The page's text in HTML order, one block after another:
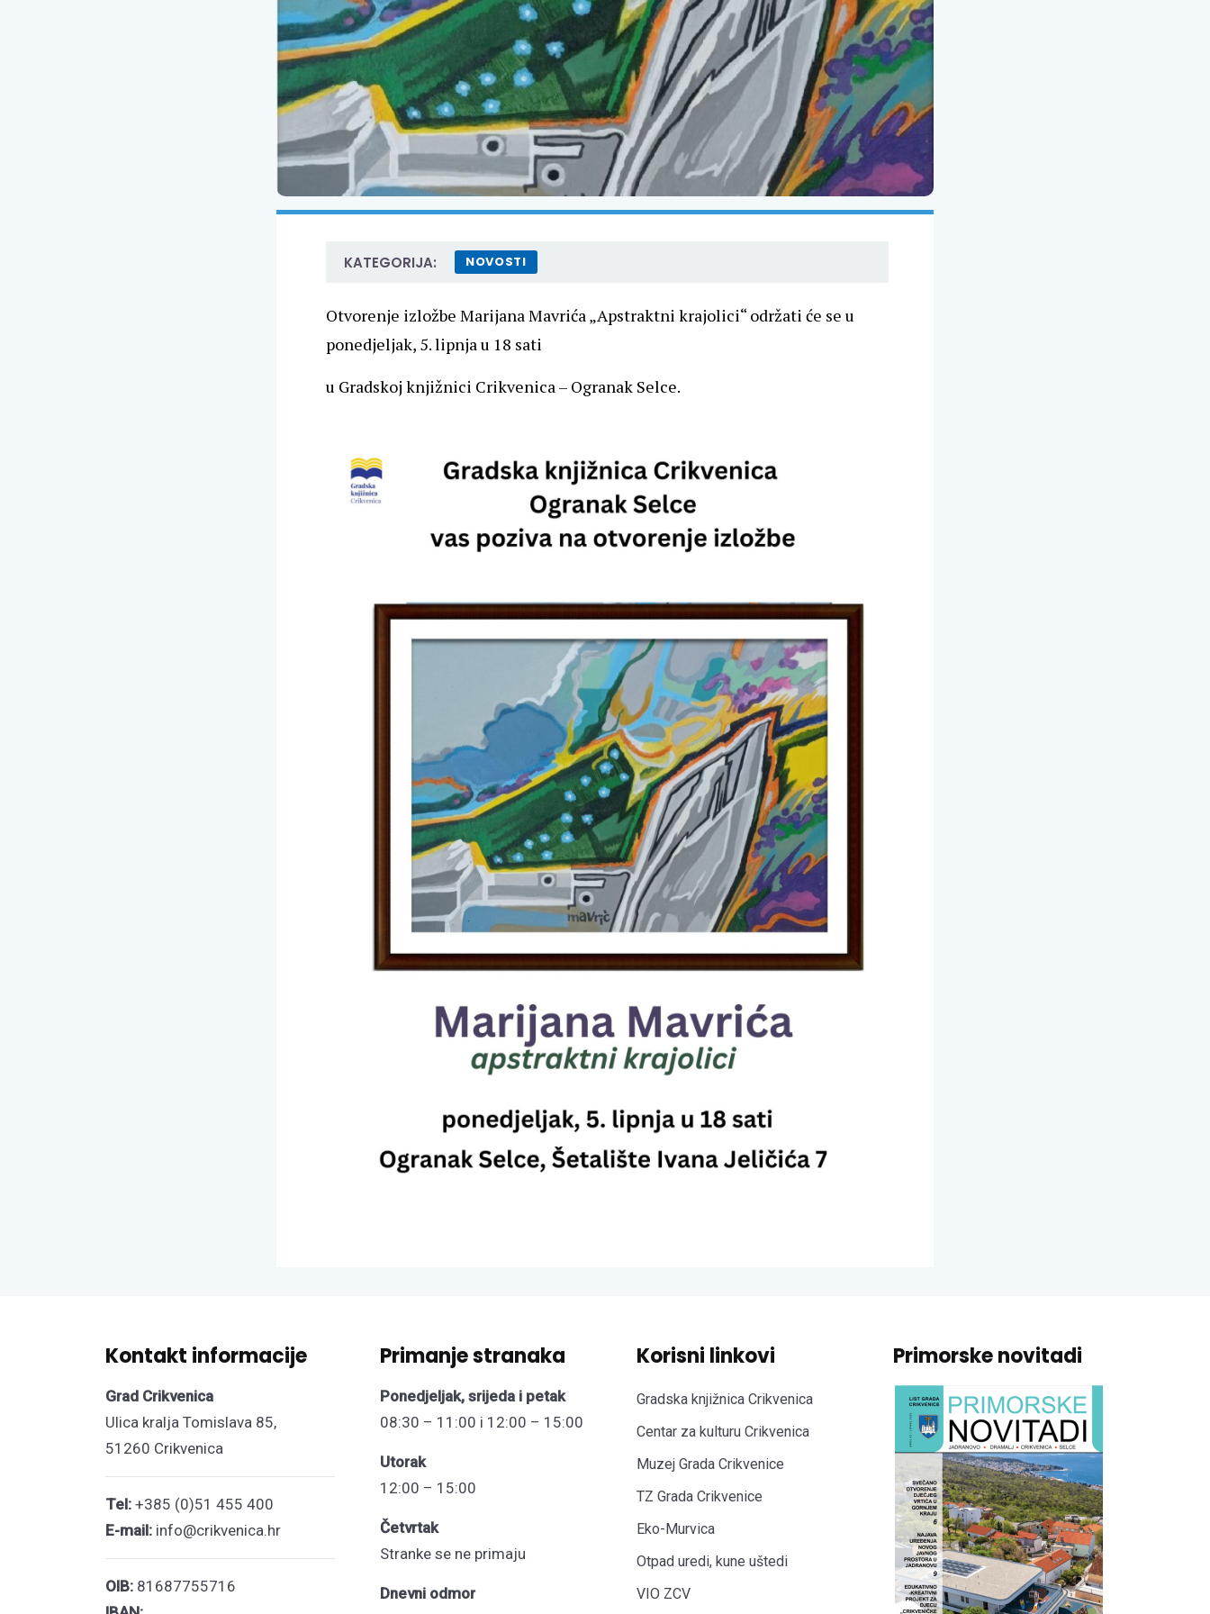
KATEGORIJA: NOVOSTI
Otvorenje izložbe Marijana Mavrića „Apstraktni krajolici“ održati će se u
ponedjeljak, 5. lipnja u 18 sati
u Gradskoj knjižnici Crikvenica – Ogranak Selce.
Kontakt informacije
Grad Crikvenica
Ulica kralja Tomislava 85,
51260 Crikvenica
Tel: +385 (0)51 455 400
E-mail: info@crikvenica.hr
OIB: 81687755716
Primanje stranaka
Ponedjeljak, srijeda i petak
08:30 – 11:00 i 12:00 – 15:00
Utorak
12:00 – 15:00
Četvrtak
Stranke se ne primaju
Dnevni odmor
Korisni linkovi
Gradska knjižnica Crikvenica
Centar za kulturu Crikvenica
Muzej Grada Crikvenice
TZ Grada Crikvenice
Eko-Murvica
Otpad uredi, kune uštedi
VIO ZCV
Primorske novitadi